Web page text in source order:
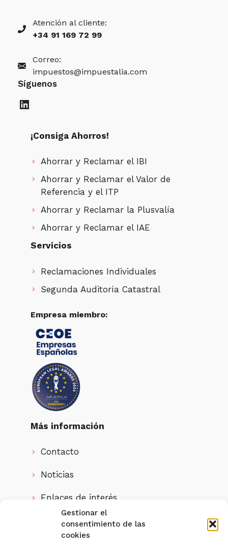
Gestionar el
consentimiento de las
cookies
Atención al cliente:
+34 91 169 72 99
Correo:
impuestos@impuestalia.com
Síguenos
LinkedIn
¡Consiga Ahorros!
Ahorrar y Reclamar el IBI
Ahorrar y Reclamar el Valor de
Referencia y el ITP
Ahorrar y Reclamar la Plusvalía
Ahorrar y Reclamar el IAE
Servicios
Reclamaciones Individuales
Segunda Auditoría Catastral
Empresa miembro:
Más información
Contacto
Noticias
Enlaces de interés
Quienes somos